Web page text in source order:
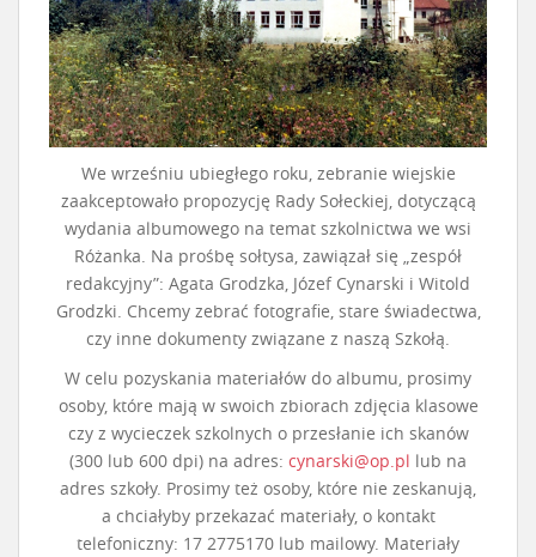
We wrześniu ubiegłego roku, zebranie wiejskie
zaakceptowało propozycję Rady Sołeckiej, dotyczącą
wydania albumowego na temat szkolnictwa we wsi
Różanka. Na prośbę sołtysa, zawiązał się „zespół
redakcyjny”: Agata Grodzka, Józef Cynarski i Witold
Grodzki. Chcemy zebrać fotografie, stare świadectwa,
czy inne dokumenty związane z naszą Szkołą.
W celu pozyskania materiałów do albumu, prosimy
osoby, które mają w swoich zbiorach zdjęcia klasowe
czy z wycieczek szkolnych o przesłanie ich skanów
(300 lub 600 dpi) na adres: cynarski@op.pl lub na
adres szkoły. Prosimy też osoby, które nie zeskanują,
a chciałyby przekazać materiały, o kontakt
telefoniczny: 17 2775170 lub mailowy. Materiały